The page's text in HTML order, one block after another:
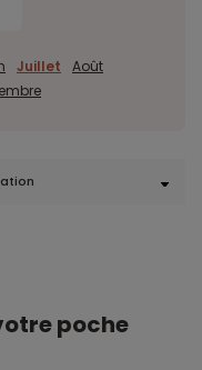
Juillet
Août
poche